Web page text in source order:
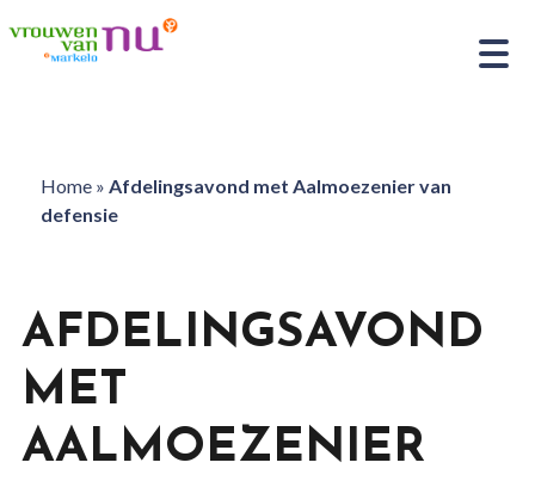
Home» Afdelingsavond met Aalmoezenier van
defensie
AFDELINGSAVOND
MET
AALMOEZENIER